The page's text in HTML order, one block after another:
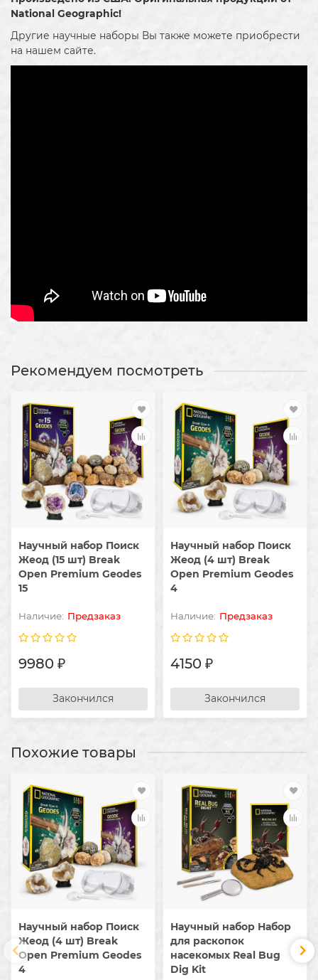
National Geographic!
Другие научные наборы Вы также можете приобрести
на нашем сайте.
Рекомендуем посмотреть
Научный набор Поиск
Жеод (15 шт) Break
Open Premium Geodes
15
Предзаказ
9980 ₽
Закончился
Научный набор Поиск
Жеод (4 шт) Break
Open Premium Geodes
4
Предзаказ
4150 ₽
Закончился
Похожие товары
Научный набор Поиск
Жеод (4 шт) Break
Open Premium Geodes
4
Научный набор Набор
для раскопок
насекомых Real Bug
Dig Kit